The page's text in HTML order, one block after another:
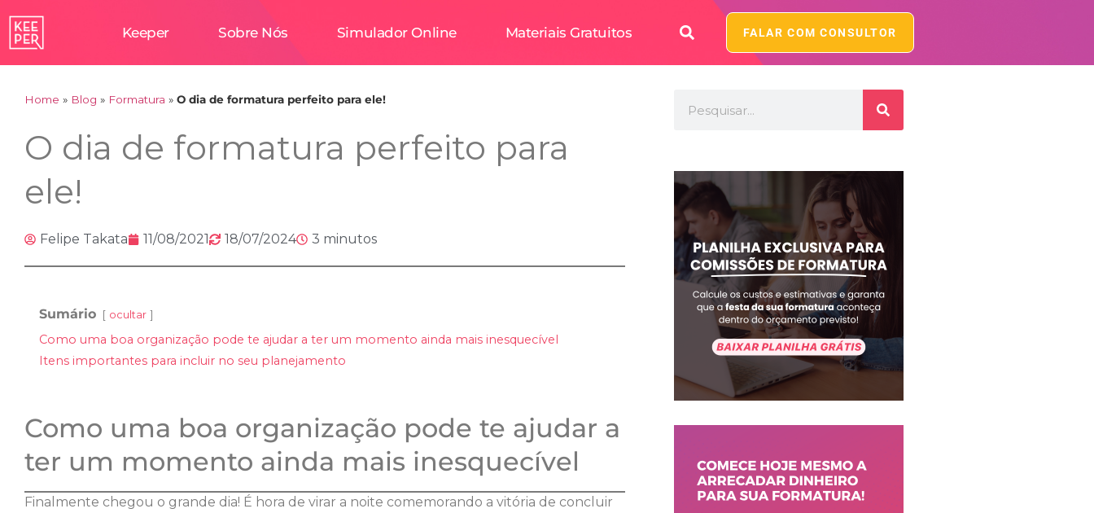
Keeper Sobre Nós Simulador Online Materiais Gratuitos FALAR COM CONSULTOR
Home » Blog » Formatura » O dia de formatura perfeito para ele!
O dia de formatura perfeito para
ele!
Felipe Takata 11/08/2021 18/07/2024 3 minutos
Sumário ocultar
Como uma boa organização pode te ajudar a ter um momento ainda mais inesquecível
Itens importantes para incluir no seu planejamento
Como uma boa organização pode te ajudar a
ter um momento ainda mais inesquecível
Finalmente chegou o grande dia! É hora de virar a noite comemorando a vitória de concluir